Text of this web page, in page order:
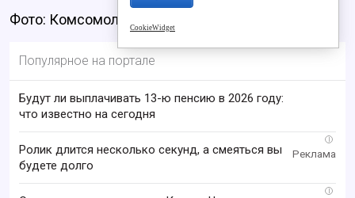
Фото: Комсомольская правда
Популярное на портале
Будут ли выплачивать 13-ю пенсию в 2026 году:
что известно на сегодня
i
Ролик длится несколько секунд, а смеяться вы
будете долго
i
CookieWidget